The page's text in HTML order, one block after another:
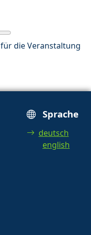
für die Veranstaltung
Sprache
deutsch
english